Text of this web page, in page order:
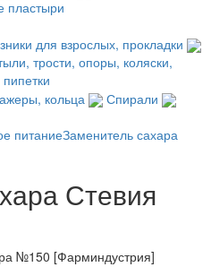
пластыри
для взрослых, прокладки
трости, опоры, коляски,
кольца
Спирали
питаниеЗаменитель сахара
Стевия
№150 [Фарминдустрия]